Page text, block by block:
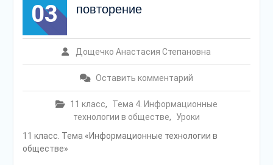
03
повторение
Дощечко Анастасия Степановна
Оставить комментарий
11 класс,
Тема 4. Информационные
технологии в обществе,
Уроки
11 класс. Тема «Информационные технологии в
обществе»